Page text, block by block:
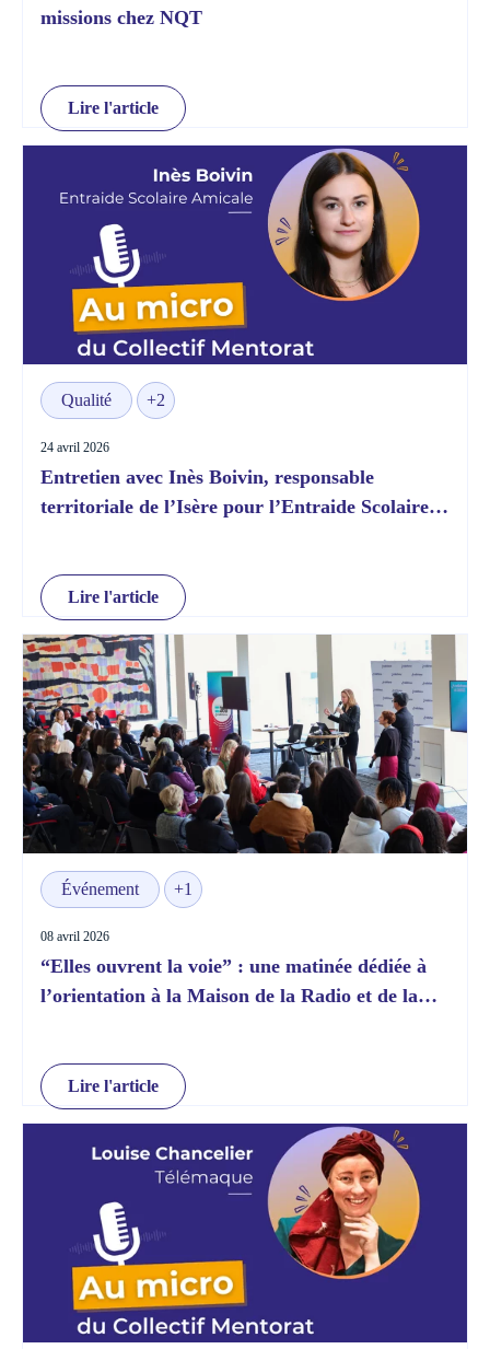
missions chez NQT
Lire l'article
Qualité +2
24 avril 2026
Entretien avec Inès Boivin, responsable
territoriale de l’Isère pour l’Entraide Scolaire
Lire l'article
Événement +1
08 avril 2026
“Elles ouvrent la voie” : une matinée dédiée à
l’orientation à la Maison de la Radio et de la
Lire l'article